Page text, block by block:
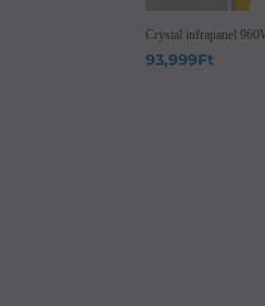
Crystal infrapanel
93,999Ft